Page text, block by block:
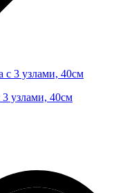
3 узлами, 40см